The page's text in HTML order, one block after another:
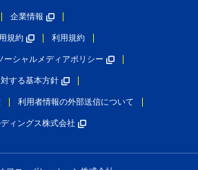
企業情報
規約 利用規約
ーシャルメディアポリシー
する基本方針
利用者情報の外部送信について
ィングス株式会社